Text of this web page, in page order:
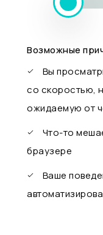
Возможные
Вы
со скоростью,
ожидаемую от
Что-то
браузере
Ваше